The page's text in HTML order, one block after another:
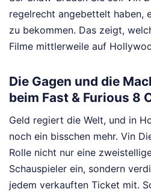
regelrecht angebettelt haben,
zu bekommen. Das zeigt,
Filme mittlerweile auf
Die Gagen und die
beim Fast & Furious 8
Geld regiert die Welt, und in
noch ein bisschen mehr. Vin
Rolle nicht nur eine
Schauspieler ein, sondern
jedem verkauften Ticket mit.